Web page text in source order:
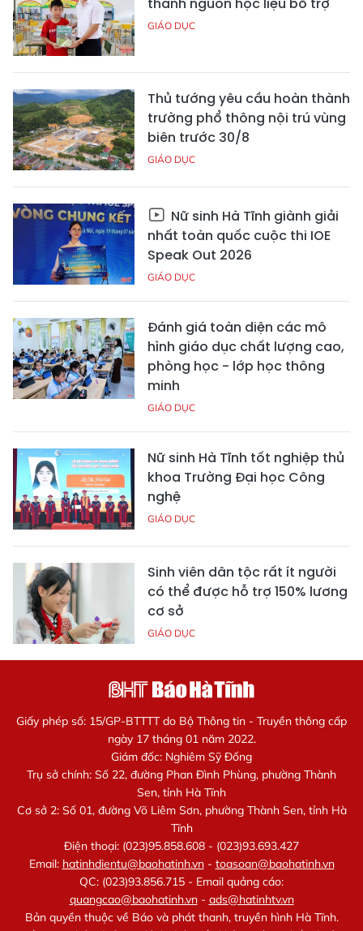
thành nguồn học liệu bổ trợ
GIÁO DỤC
Thủ tướng yêu cầu hoàn thành
trường phổ thông nội trú vùng
biên trước 30/8
GIÁO DỤC
Nữ sinh Hà Tĩnh giành giải
nhất toàn quốc cuộc thi IOE
Speak Out 2026
GIÁO DỤC
Đánh giá toàn diện các mô
hình giáo dục chất lượng cao,
phòng học - lớp học thông
minh
GIÁO DỤC
Nữ sinh Hà Tĩnh tốt nghiệp thủ
khoa Trường Đại học Công
nghệ
GIÁO DỤC
Sinh viên dân tộc rất ít người
có thể được hỗ trợ 150% lương
cơ sở
GIÁO DỤC
Giấy phép số: 15/GP-BTTTT do Bộ Thông tin - Truyền thông cấp
ngày 17 tháng 01 năm 2022.
Giám đốc: Nghiêm Sỹ Đống
Trụ sở chính: Số 22, đường Phan Đình Phùng, phường Thành
Sen, tỉnh Hà Tĩnh
Cơ sở 2: Số 01, đường Võ Liêm Sơn, phường Thành Sen, tỉnh Hà
Tĩnh
Điện thoại: (023)95.858.608 - (023)93.693.427
Email: hatinhdientu@baohatinh.vn- toasoan@baohatinh.vn
QC: (023)93.856.715 - Email quảng cáo:
quangcao@baohatinh.vn- ads@hatinhtv.vn
Bản quyền thuộc về Báo và phát thanh, truyền hình Hà Tĩnh.